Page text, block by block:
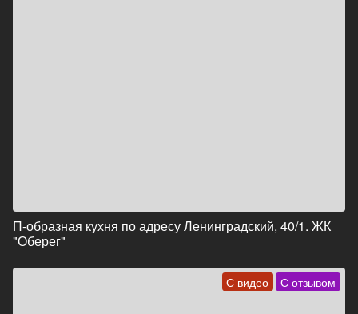
П-образная кухня по адресу Ленинградский, 40/1. ЖК
"Оберег"
С видео С отзывом